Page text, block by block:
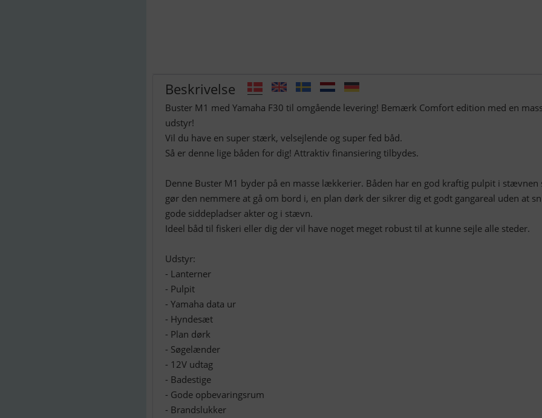
Beskrivelse
Buster M1 med Yamaha F30 til omgående levering! Bemærk Comfort edition med en
udstyr!
Vil du have en super stærk, velsejlende og super fed båd.
Så er denne lige båden for dig! Attraktiv finansiering tilbydes.
Denne Buster M1 byder på en masse lækkerier. Båden har en god kraftig pulpit i stævnen
gør den nemmere at gå om bord i, en plan dørk der sikrer dig et godt gangareal uden at
gode siddepladser akter og i stævn.
Ideel båd til fiskeri eller dig der vil have noget meget robust til at kunne sejle alle steder.
Udstyr:
- Lanterner
- Pulpit
- Yamaha data ur
- Hyndesæt
- Plan dørk
- Søgelænder
- 12V udtag
- Badestige
- Gode opbevaringsrum
- Brandslukker